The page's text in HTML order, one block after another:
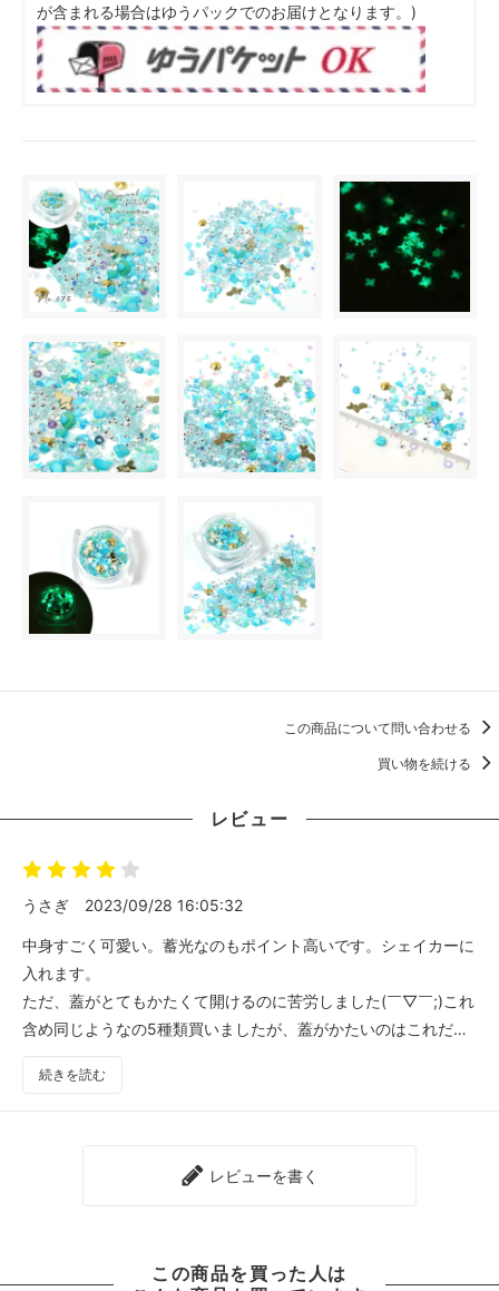
が含まれる場合はゆうパックでのお届けとなります。)
この商品について問い合わせる
買い物を続ける
レビュー
うさぎ 2023/09/28 16:05:32
中身すごく可愛い。蓄光なのもポイント高いです。シェイカーに
入れます。
ただ、蓋がとてもかたくて開けるのに苦労しました(￣▽￣;)これ
含め同じようなの5種類買いましたが、蓋がかたいのはこれだけ
また買いたいです！
続きを読む
レビューを書く
この商品を買った人は